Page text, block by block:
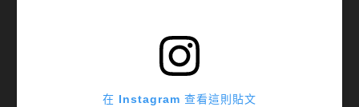
在 Instagram 查看這則貼文